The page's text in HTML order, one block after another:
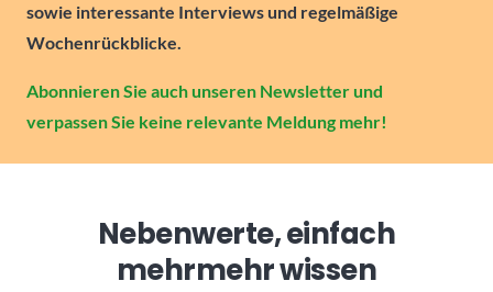
sowie interessante Interviews und regelmäßige
Wochenrückblicke.
Abonnieren Sie auch unseren Newsletter und
verpassen Sie keine relevante Meldung mehr!
Nebenwerte, einfach
mehrmehr wissen